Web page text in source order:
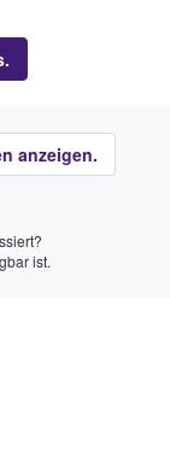
anzeigen.
ist.